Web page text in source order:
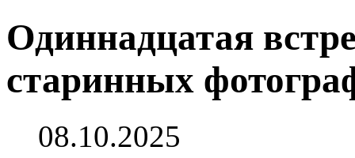
Одиннадцатая
старинных
08.10.2025